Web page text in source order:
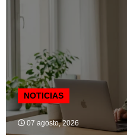
NOTICIAS
07 agosto, 2026